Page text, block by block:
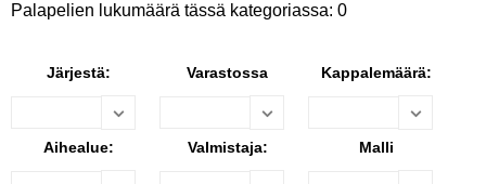
Palapelien lukumäärä tässä kategoriassa: 0
Järjestä: Varastossa Kappalemäärä:
Aihealue: Valmistaja: Malli